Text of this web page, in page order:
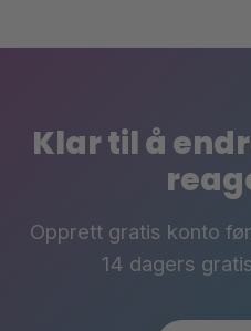
Klar til å
Opprett gratis konto
14 dagers